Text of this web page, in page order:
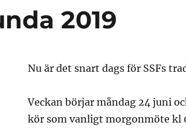
2019
Nu är det snart dags för SSFs
Veckan börjar måndag 24 juni
kör som vanligt morgonmöte kl